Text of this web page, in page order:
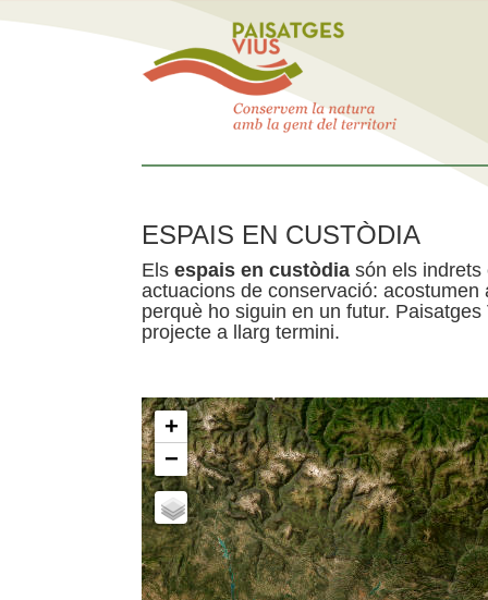
ESPAIS EN CUSTÒDIA
Els espais en custòdia són els indrets
actuacions de conservació:
perquè ho siguin en un futur.
projecte a llarg termini.
+
−